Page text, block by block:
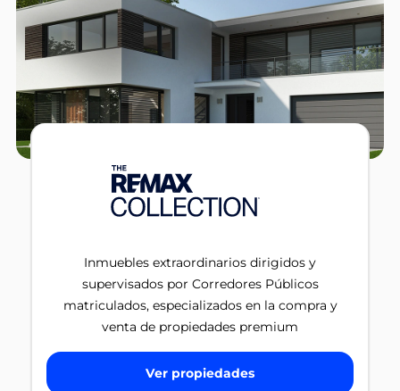
Inmuebles extraordinarios dirigidos y
supervisados por Corredores Públicos
matriculados, especializados en la compra y
venta de propiedades premium
Ver propiedades